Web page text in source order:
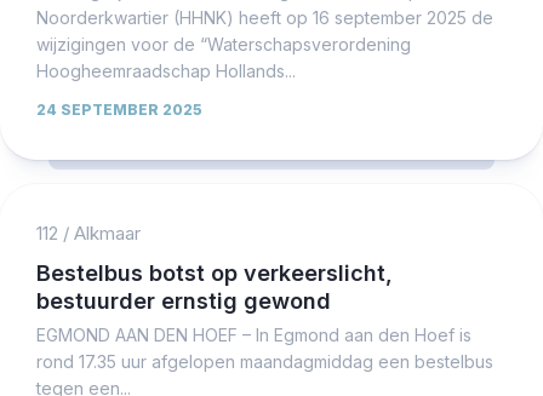
Noorderkwartier (HHNK) heeft op 16 september 2025 de
wijzigingen voor de “Waterschapsverordening
Hoogheemraadschap Hollands...
24 SEPTEMBER 2025
112 / Alkmaar
Bestelbus botst op verkeerslicht,
bestuurder ernstig gewond
EGMOND AAN DEN HOEF – In Egmond aan den Hoef is
rond 17.35 uur afgelopen maandagmiddag een bestelbus
tegen een...